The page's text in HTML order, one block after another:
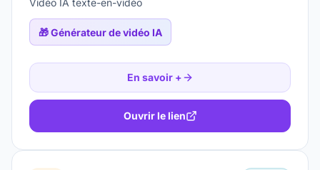
Vidéo IA texte-en-vidéo
🎁Générateur de vidéo IA
En savoir +
Ouvrir le lien